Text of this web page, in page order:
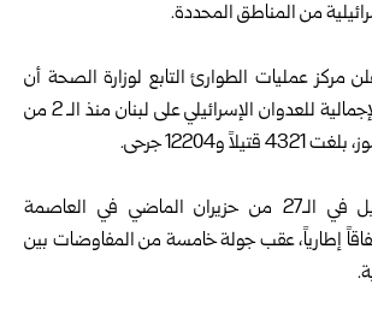
من المناطق المحددة.
عمليات الطوارئ التابع لوزارة الصحة أن
الحصيلة التراكمية الإجمالية للعدوان الإسرائيلي على لبنان منذ الـ 2 من
ووقع لبنان وإسرائيل في الـ27 من حزيران الماضي في العاصمة
إطارياً، ‏عقب جولة خامسة من المفاوضات بين